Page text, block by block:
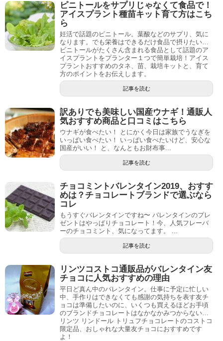
ピニトールをサプリじゃなくて食品で！
アイスプラント種苗キット育て方はこち
ら
妊活で話題のピニトール。葉酸などのサプリ、気に
なります。でも栄養はできるだけ食品で摂りたい…
ビニトールがたくさん含まれる食品として話題のア
イスプラントをプランター１つで簡単栽培！アイス
プラントおすすめのタネ、苗、栽培キットと、育て
方のポイントをお伝えします。
記事を読む
訳ありでも美味しい国産ウナギ！通販人
気おすすめ商品と口コミはこちら
ウナギが食べたい！ とにかく今日は家族でうなぎを
いっぱい食べたい！ いっぱい食べたいけど、安心な
国産がいい！ と、なんともお財布事...
記事を読む
チョコミントバレンタイン2019、おすす
めは？チョコレートブランドで選ぶなら
コレ
もうすぐバレンタインですね〜 バレンタインのプレ
ゼントはやっぱりチョコレート！今、人気フレーバ
ーのチョコミント、気になってます。 ...
記事を読む
リンツコストコ通販品がバレンタイン友
チョコに人気おすすめの理由
平日ど真ん中のバレンタイン。仕事に予定に忙しい
中、手作りはできなくても感謝の気持ちを表す友チ
ョコは準備したいのに、いくつも買えるほどお手頃
のブランドチョコレートはなかなかみつからない…
リンツ リンドール トリュフチョコレートのコストコ
限定品、おしゃれな大量友チョコにおすすめです
よ！